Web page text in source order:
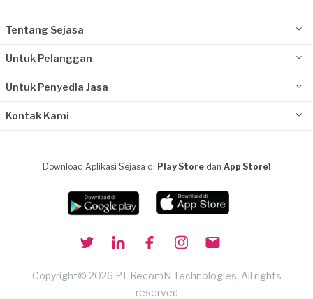
Tentang Sejasa
Untuk Pelanggan
Untuk Penyedia Jasa
Kontak Kami
Download Aplikasi Sejasa di Play Store dan App Store!
Copyright© 2026 PT RecomN Technologies, All rights
reserved